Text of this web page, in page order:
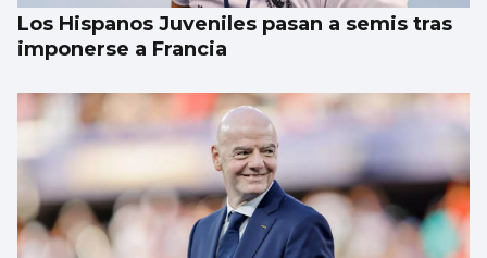
Los Hispanos Juveniles pasan a semis tras
imponerse a Francia